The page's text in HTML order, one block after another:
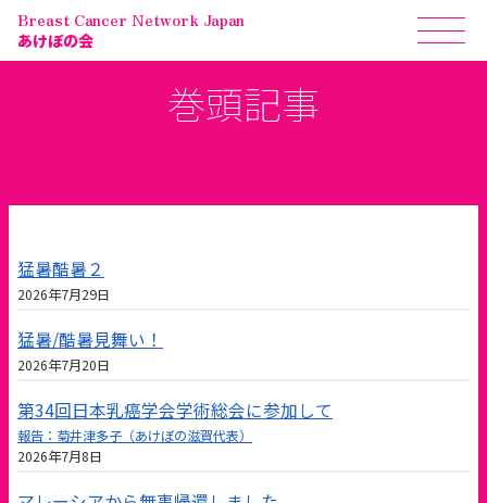
Breast Cancer Network Japan
あけぼの会
巻頭記事
猛暑酷暑２
2026年7月29日
猛暑/酷暑見舞い！
2026年7月20日
第34回日本乳癌学会学術総会に参加して
報告：菊井津多子（あけぼの滋賀代表）
2026年7月8日